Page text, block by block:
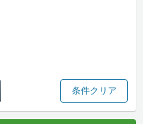
条件クリア